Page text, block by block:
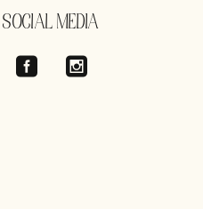
SOCIAL MEDIA